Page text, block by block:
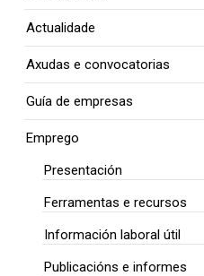
Actualidade
Axudas e convocatorias
Guía de empresas
Emprego
Presentación
Ferramentas e recursos
Información laboral útil
Publicacións e informes